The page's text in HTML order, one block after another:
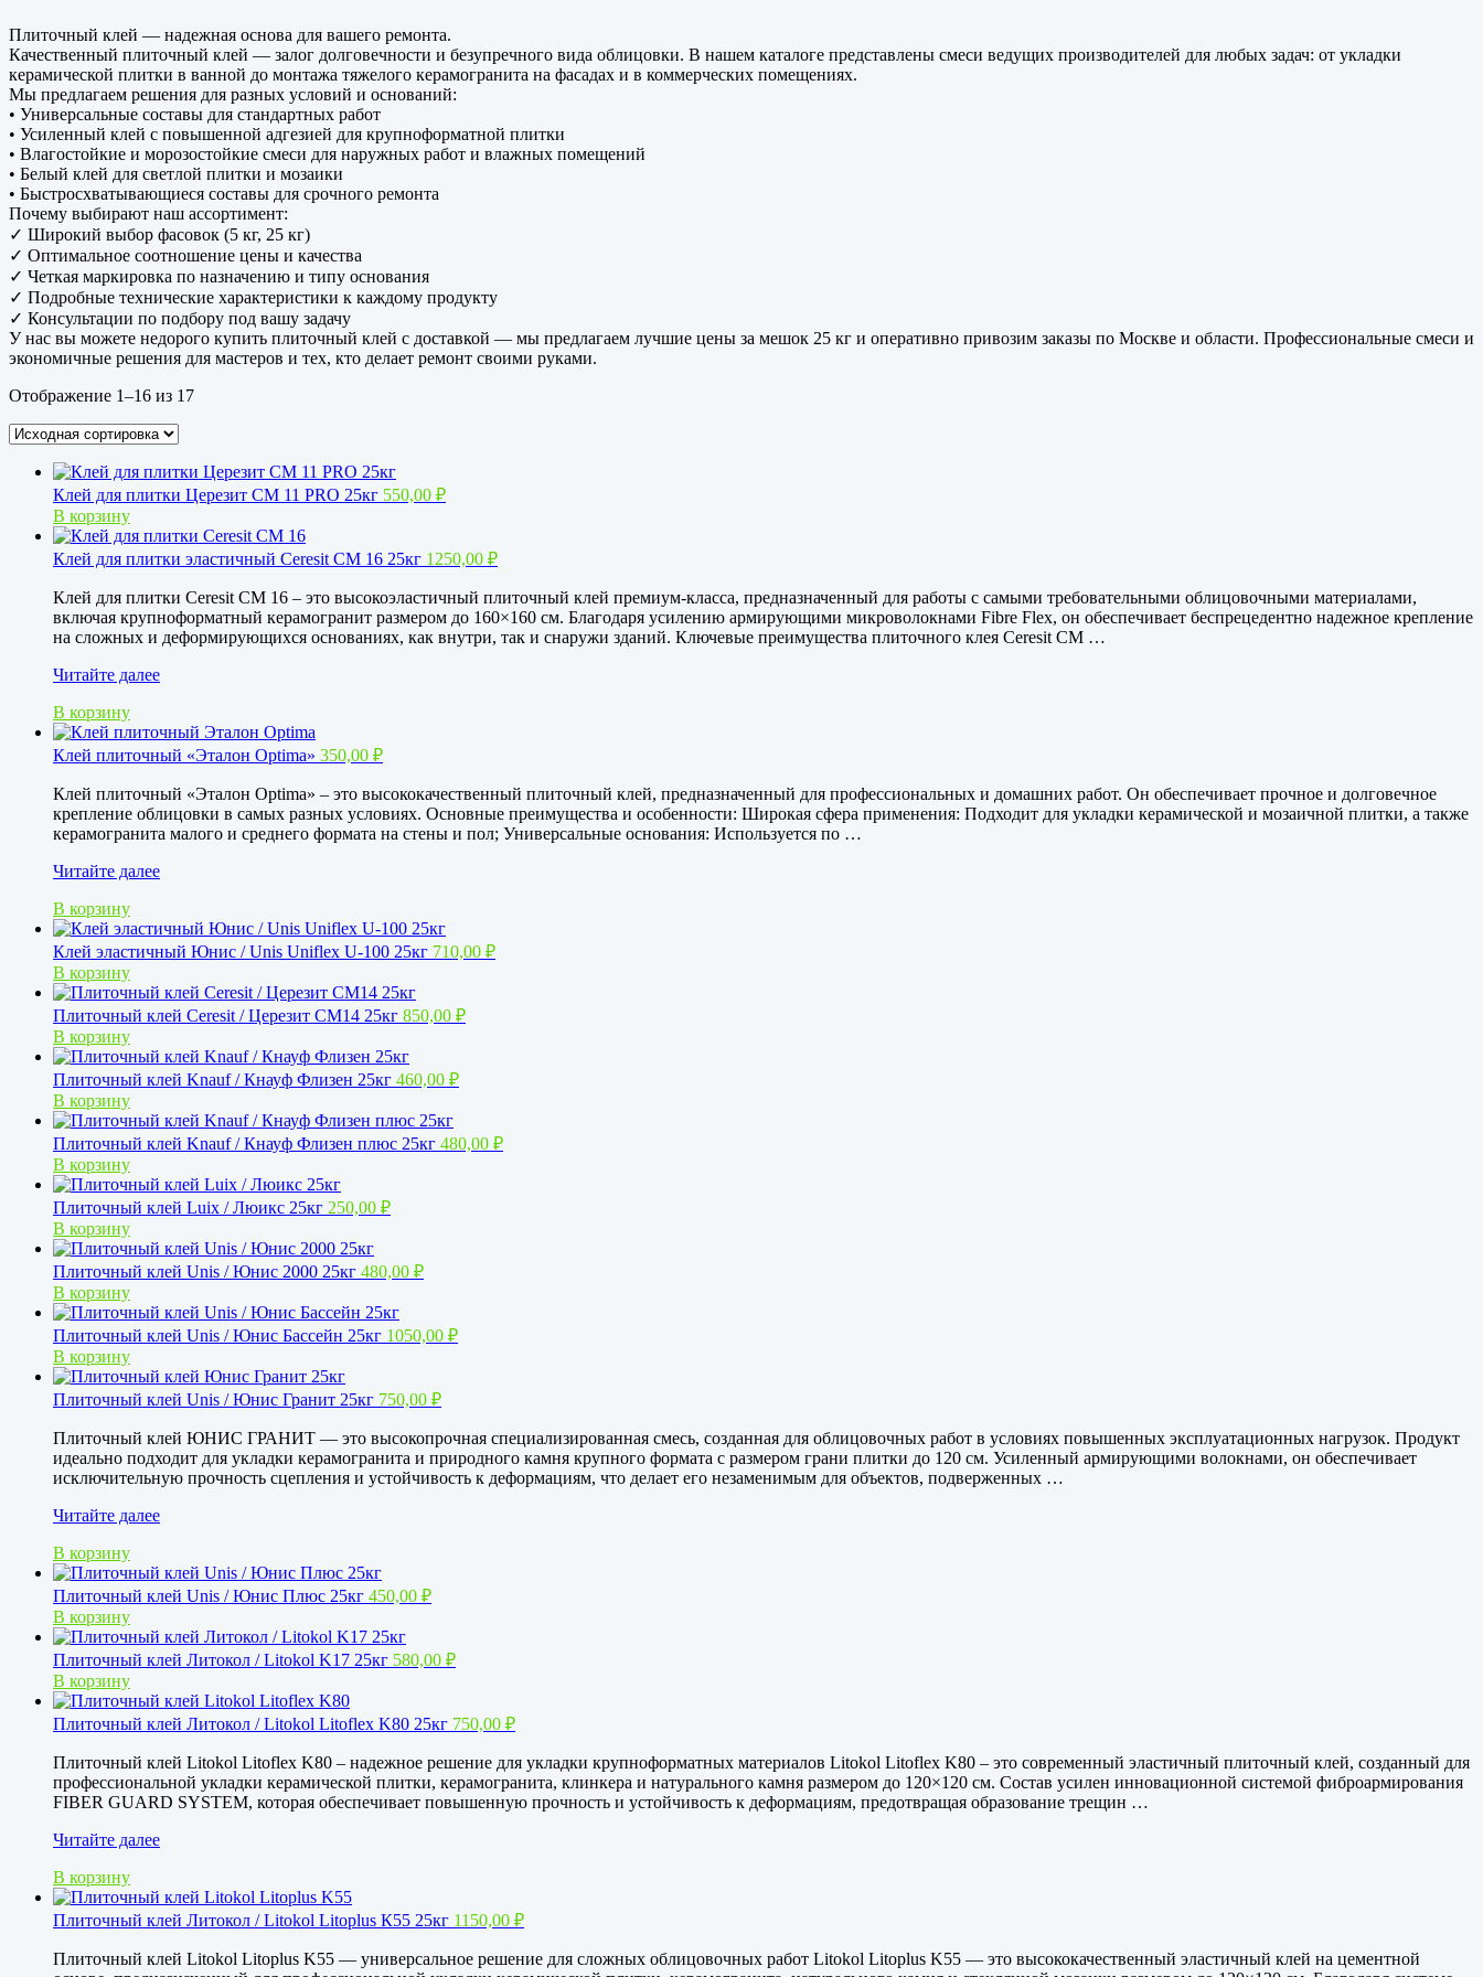
Плиточный клей — надежная основа для вашего ремонта.
Качественный плиточный клей — залог долговечности и безупречного вида облицовки. В нашем каталоге представлены смеси ведущих производителей для любых задач: от укладки
керамической плитки в ванной до монтажа тяжелого керамогранита на фасадах и в коммерческих помещениях.
Мы предлагаем решения для разных условий и оснований:
• Универсальные составы для стандартных работ
• Усиленный клей с повышенной адгезией для крупноформатной плитки
• Влагостойкие и морозостойкие смеси для наружных работ и влажных помещений
• Белый клей для светлой плитки и мозаики
• Быстросхватывающиеся составы для срочного ремонта
Почему выбирают наш ассортимент:
✓ Широкий выбор фасовок (5 кг, 25 кг)
✓ Оптимальное соотношение цены и качества
✓ Четкая маркировка по назначению и типу основания
✓ Подробные технические характеристики к каждому продукту
✓ Консультации по подбору под вашу задачу
У нас вы можете недорого купить плиточный клей с доставкой — мы предлагаем лучшие цены за мешок 25 кг и оперативно привозим заказы по Москве и области. Профессиональные смеси и
экономичные решения для мастеров и тех, кто делает ремонт своими руками.
Отображение 1–16 из 17
Клей для плитки Церезит СМ 11 PRO 25кг 550,00 ₽
В корзину
Клей для плитки эластичный Ceresit CM 16 25кг 1250,00 ₽
Клей для плитки Ceresit CM 16 – это высокоэластичный плиточный клей премиум-класса, предназначенный для работы с самыми требовательными облицовочными материалами,
включая крупноформатный керамогранит размером до 160×160 см. Благодаря усилению армирующими микроволокнами Fibre Flex, он обеспечивает беспрецедентно надежное крепление
на сложных и деформирующихся основаниях, как внутри, так и снаружи зданий. Ключевые преимущества плиточного клея Ceresit CM …
Клей
плитки
эластичный
Ceresit
16
25кг
Читайте далее
В корзину
Клей плиточный «Эталон Optima» 350,00 ₽
Клей плиточный «Эталон Optima» – это высококачественный плиточный клей, предназначенный для профессиональных и домашних работ. Он обеспечивает прочное и долговечное
крепление облицовки в самых разных условиях. Основные преимущества и особенности: Широкая сфера применения: Подходит для укладки керамической и мозаичной плитки, а также
керамогранита малого и среднего формата на стены и пол; Универсальные основания: Используется по …
Клей
«Эталон
Optima»
Читайте далее
В корзину
Клей эластичный Юнис / Unis Uniflex U-100 25кг 710,00 ₽
В корзину
Плиточный клей Ceresit / Церезит CM14 25кг 850,00 ₽
В корзину
Плиточный клей Knauf / Кнауф Флизен 25кг 460,00 ₽
В корзину
Плиточный клей Knauf / Кнауф Флизен плюс 25кг 480,00 ₽
В корзину
Плиточный клей Luix / Люикс 25кг 250,00 ₽
В корзину
Плиточный клей Unis / Юнис 2000 25кг 480,00 ₽
В корзину
Плиточный клей Unis / Юнис Бассейн 25кг 1050,00 ₽
В корзину
Плиточный клей Unis / Юнис Гранит 25кг 750,00 ₽
Плиточный клей ЮНИС ГРАНИТ — это высокопрочная специализированная смесь, созданная для облицовочных работ в условиях повышенных эксплуатационных нагрузок. Продукт
идеально подходит для укладки керамогранита и природного камня крупного формата с размером грани плитки до 120 см. Усиленный армирующими волокнами, он обеспечивает
исключительную прочность сцепления и устойчивость к деформациям, что делает его незаменимым для объектов, подверженных …
Плиточный
Unis
/
Юнис
Гранит
25кг
Читайте далее
В корзину
Плиточный клей Unis / Юнис Плюс 25кг 450,00 ₽
В корзину
Плиточный клей Литокол / Litokol K17 25кг 580,00 ₽
В корзину
Плиточный клей Литокол / Litokol Litoflex K80 25кг 750,00 ₽
Плиточный клей Litokol Litoflex K80 – надежное решение для укладки крупноформатных материалов Litokol Litoflex K80 – это современный эластичный плиточный клей, созданный для
профессиональной укладки керамической плитки, керамогранита, клинкера и натурального камня размером до 120×120 см. Состав усилен инновационной системой фиброармирования
FIBER GUARD SYSTEM, которая обеспечивает повышенную прочность и устойчивость к деформациям, предотвращая образование трещин …
Плиточный
Литокол
/
Litokol
K80
Читайте далее
В корзину
Плиточный клей Литокол / Litokol Litoplus К55 25кг 1150,00 ₽
Плиточный клей Litokol Litoplus K55 — универсальное решение для сложных облицовочных работ Litokol Litoplus K55 — это высококачественный эластичный клей на цементной